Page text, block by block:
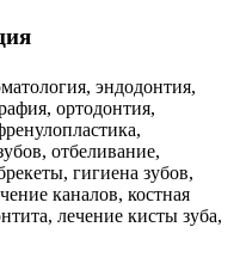
эндодонтия,
ортодонтия,
отбеливание,
гигиена зубов,
каналов, костная
лечение кисты зуба,